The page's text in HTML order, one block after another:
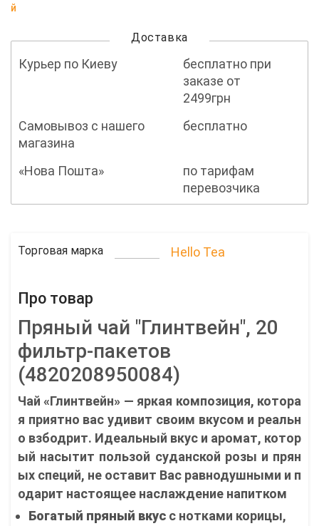
й
Доставка
Курьер по Киеву
бесплатно при
заказе от
2499грн
Самовывоз с нашего
магазина
бесплатно
«Нова Пошта»
по тарифам
перевозчика
Торговая марка Hello Tea
Про товар
Пряный чай "Глинтвейн", 20
фильтр-пакетов
(4820208950084)
Чай «Глинтвейн» — яркая композиция, котора
я приятно вас удивит своим вкусом и реальн
о взбодрит. Идеальный вкус и аромат, котор
ый насытит пользой суданской розы и прян
ых специй, не оставит Вас равнодушными и п
одарит настоящее наслаждение напитком
Богатый пряный вкус с нотками корицы,